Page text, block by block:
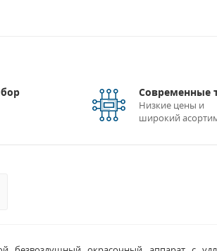
Современные
Низкие цены и
широкий